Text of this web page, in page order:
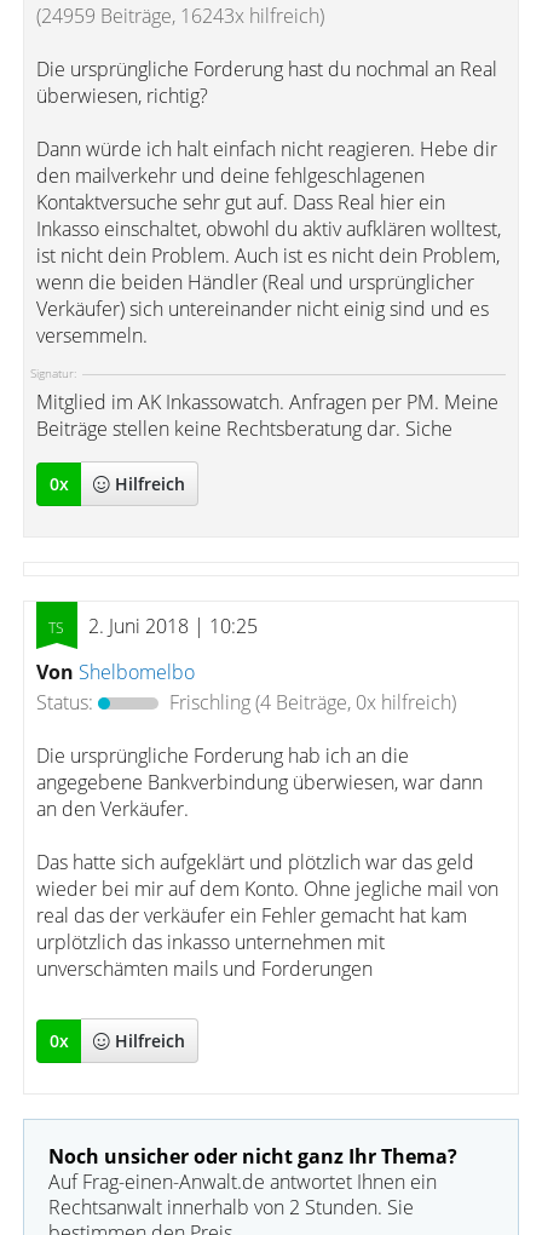
(24959 Beiträge, 16243x hilfreich)
Die ursprüngliche Forderung hast du nochmal an Real
überwiesen, richtig?
Dann würde ich halt einfach nicht reagieren. Hebe dir
den mailverkehr und deine fehlgeschlagenen
Kontaktversuche sehr gut auf. Dass Real hier ein
Inkasso einschaltet, obwohl du aktiv aufklären wolltest,
ist nicht dein Problem. Auch ist es nicht dein Problem,
wenn die beiden Händler (Real und ursprünglicher
Verkäufer) sich untereinander nicht einig sind und es
versemmeln.
Signatur:
Mitglied im AK Inkassowatch. Anfragen per PM. Meine
Beiträge stellen keine Rechtsberatung dar. Siche
0x Hilfreich
2. Juni 2018 | 10:25
Von Shelbomelbo
Status:
Frischling(4 Beiträge, 0x hilfreich)
Die ursprüngliche Forderung hab ich an die
angegebene Bankverbindung überwiesen, war dann
an den Verkäufer.
Das hatte sich aufgeklärt und plötzlich war das geld
wieder bei mir auf dem Konto. Ohne jegliche mail von
real das der verkäufer ein Fehler gemacht hat kam
urplötzlich das inkasso unternehmen mit
unverschämten mails und Forderungen
0x Hilfreich
Noch unsicher oder nicht ganz Ihr Thema?
Auf Frag-einen-Anwalt.de antwortet Ihnen ein
Rechtsanwalt innerhalb von 2 Stunden. Sie